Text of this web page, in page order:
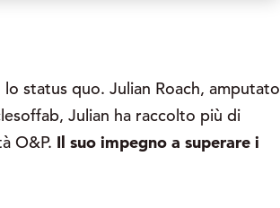
status quo. Julian Roach, amputato
Julian ha raccolto più di
O&P. Il suo impegno a superare i